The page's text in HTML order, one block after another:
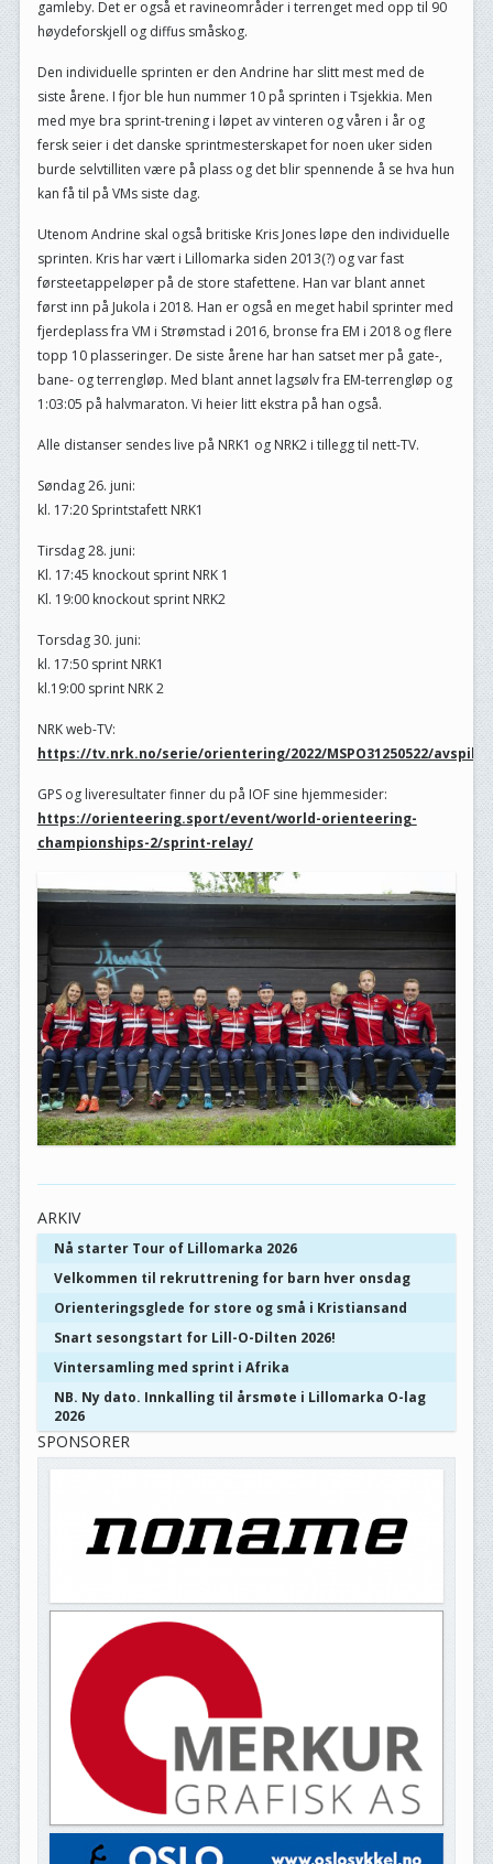
gamleby. Det er også et ravineområder i terrenget med opp til 90
høydeforskjell og diffus småskog.
Den individuelle sprinten er den Andrine har slitt mest med de
siste årene. I fjor ble hun nummer 10 på sprinten i Tsjekkia. Men
med mye bra sprint-trening i løpet av vinteren og våren i år og
fersk seier i det danske sprintmesterskapet for noen uker siden
burde selvtilliten være på plass og det blir spennende å se hva hun
kan få til på VMs siste dag.
Utenom Andrine skal også britiske Kris Jones løpe den individuelle
sprinten. Kris har vært i Lillomarka siden 2013(?) og var fast
førsteetappeløper på de store stafettene. Han var blant annet
først inn på Jukola i 2018. Han er også en meget habil sprinter med
fjerdeplass fra VM i Strømstad i 2016, bronse fra EM i 2018 og flere
topp 10 plasseringer. De siste årene har han satset mer på gate-,
bane- og terrengløp. Med blant annet lagsølv fra EM-terrengløp og
1:03:05 på halvmaraton. Vi heier litt ekstra på han også.
Alle distanser sendes live på NRK1 og NRK2 i tillegg til nett-TV.
Søndag 26. juni:
kl. 17:20 Sprintstafett NRK1
Tirsdag 28. juni:
Kl. 17:45 knockout sprint NRK 1
Kl. 19:00 knockout sprint NRK2
Torsdag 30. juni:
kl. 17:50 sprint NRK1
kl.19:00 sprint NRK 2
NRK web-TV:
https://tv.nrk.no/serie/orientering/2022/MSPO31250522/
GPS og liveresultater finner du på IOF sine hjemmesider:
https://orienteering.sport/event/world-orienteering-
championships-2/sprint-relay/
ARKIV
Nå starter Tour of Lillomarka 2026
Velkommen til rekruttrening for barn hver onsdag
Orienteringsglede for store og små i Kristiansand
Snart sesongstart for Lill-O-Dilten 2026!
Vintersamling med sprint i Afrika
NB. Ny dato. Innkalling til årsmøte i Lillomarka O-lag
2026
SPONSORER